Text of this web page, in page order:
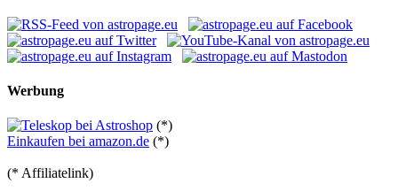
Werbung
(*)
Einkaufen bei amazon.de (*)
(* Affiliatelink)